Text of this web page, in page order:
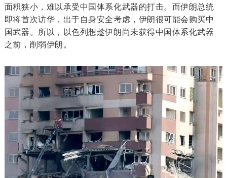
面积狭小，难以承受中国体系化武器的打击。而伊朗总统
即将首次访华，出于自身安全考虑，伊朗很可能会购买中
国武器。所以，以色列想趁伊朗尚未获得中国体系化武器
之前，削弱伊朗。